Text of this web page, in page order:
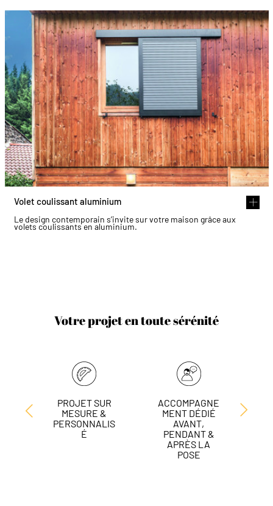
Volet coulissant aluminium
Le design contemporain s’invite sur votre maison grâce aux
volets coulissants en aluminium.
Votre projet en toute sérénité
PROJET SUR
MESURE &
PERSONNALIS
É
ACCOMPAGNE
MENT DÉDIÉ
AVANT,
PENDANT &
APRÈS LA
POSE